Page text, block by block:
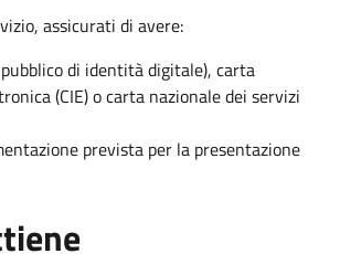
assicurati di avere:
di identità digitale), carta
(CIE) o carta nazionale dei servizi
prevista per la presentazione